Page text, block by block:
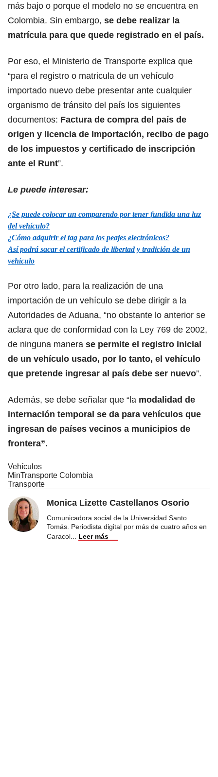
más bajo o porque el modelo no se encuentra en
Colombia. Sin embargo, se debe realizar la
matrícula para que quede registrado en el país.
Por eso, el Ministerio de Transporte explica que
“para el registro o matricula de un vehículo
importado nuevo debe presentar ante cualquier
organismo de tránsito del país los siguientes
documentos: Factura de compra del país de
origen y licencia de Importación, recibo de pago
de los impuestos y certificado de inscripción
ante el Runt”.
Le puede interesar:
¿Se puede colocar un comparendo por tener fundida una luz
del vehículo?
¿Cómo adquirir el tag para los peajes electrónicos?
Así podrá sacar el certificado de libertad y tradición de un
vehículo
Por otro lado, para la realización de una
importación de un vehículo se debe dirigir a la
Autoridades de Aduana, “no obstante lo anterior se
aclara que de conformidad con la Ley 769 de 2002,
de ninguna manera se permite el registro inicial
de un vehículo usado, por lo tanto, el vehículo
que pretende ingresar al país debe ser nuevo”.
Además, se debe señalar que “la modalidad de
internación temporal se da para vehículos que
ingresan de países vecinos a municipios de
frontera”.
Vehículos
MinTransporte Colombia
Transporte
Monica Lizette Castellanos Osorio
Comunicadora social de la Universidad Santo
Tomás. Periodista digital por más de cuatro años en
Caracol
Leer más